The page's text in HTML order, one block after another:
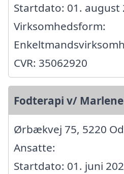
Startdato: 01. august
Virksomhedsform:
CVR: 35062920
Fodterapi v/
Ørbækvej 75, 5220
Ansatte:
Startdato: 01. juni